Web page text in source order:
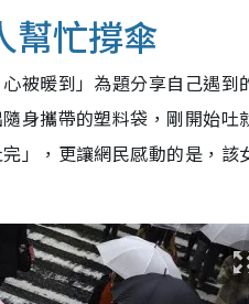
幫忙撐傘
被暖到」為題分享自己遇
身攜帶的塑料袋，剛開始
」，更讓網民感動的是，